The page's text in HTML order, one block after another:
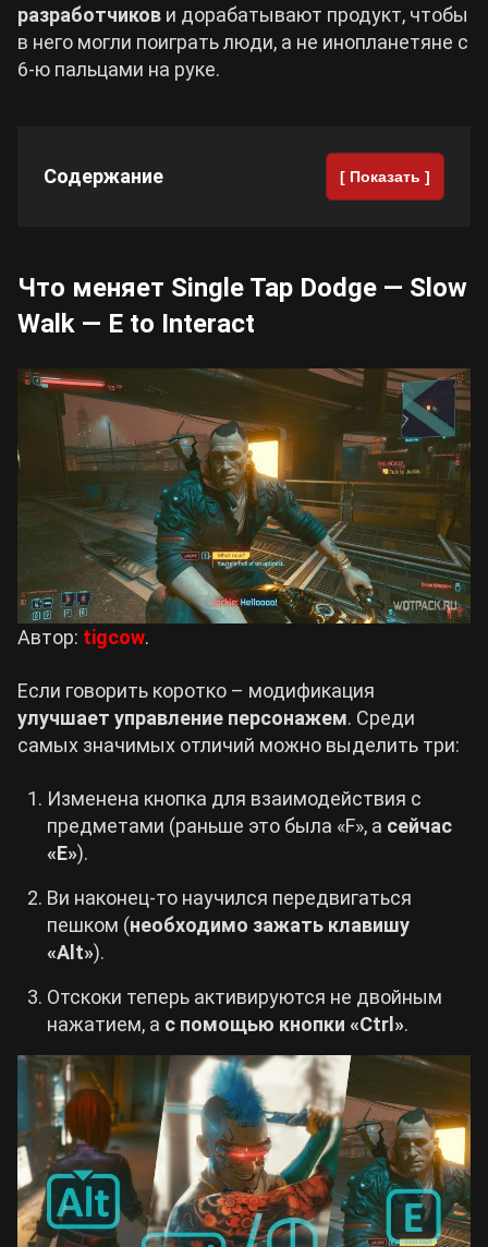
разработчиков и дорабатывают продукт, чтобы
в него могли поиграть люди, а не инопланетяне с
6-ю пальцами на руке.
Содержание [ Показать ]
Что меняет Single Tap Dodge — Slow
Walk — E to Interact
Автор: tigcow.
Если говорить коротко – модификация
улучшает управление персонажем. Среди
самых значимых отличий можно выделить три:
Изменена кнопка для взаимодействия с
предметами (раньше это была «F», а сейчас
«E»).
Ви наконец-то научился передвигаться
пешком (необходимо зажать клавишу
«Alt»).
Отскоки теперь активируются не двойным
нажатием, а с помощью кнопки «Ctrl».